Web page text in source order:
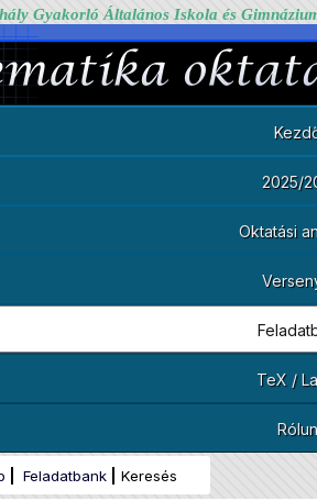
Gyakorló Általános Iskola és
2025/
Oktatási
TeX /
Feladatbank Keresés